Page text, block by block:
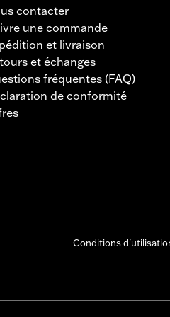
contacter
une commande
et livraison
et échanges
fréquentes (FAQ)
de conformité
Conditions